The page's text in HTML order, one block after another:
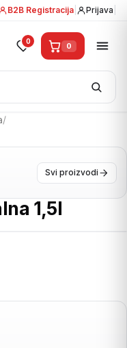
B2B Registracija Prijava
0 0
/
Svi proizvodi
1,5l